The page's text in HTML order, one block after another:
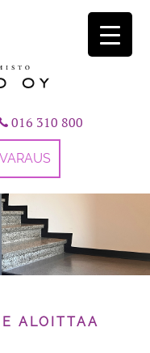
016 310 800
ALOITTAA